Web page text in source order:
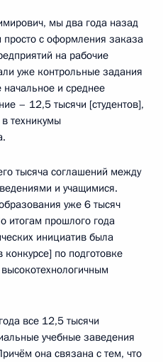
мы два года назад
просто с оформления заказа
на рабочие
уже контрольные задания
и среднее
– 12,5 тысячи [студентов],
техникумы
тысяча соглашений между
и учащимися.
уже 6 тысяч
итогам прошлого года
инициатив была
по подготовке
все 12,5 тысячи
учебные заведения
она связана с тем, что